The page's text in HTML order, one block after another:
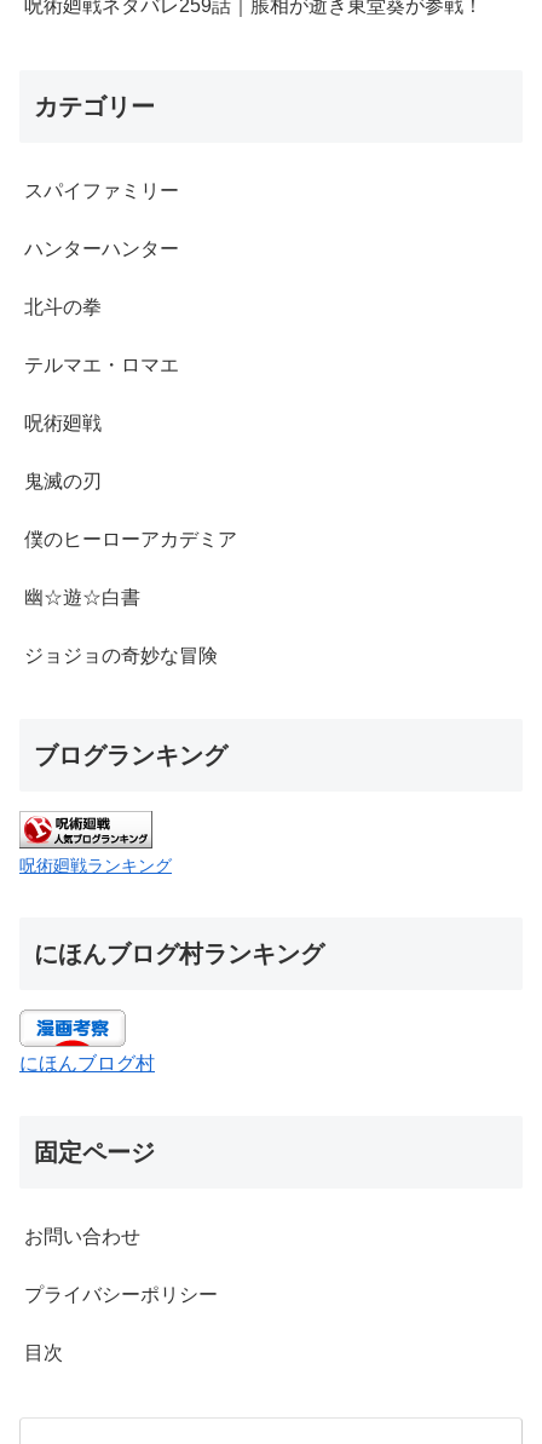
呪術廻戦ネタバレ259話｜脹相が逝き東堂葵が参戦！
カテゴリー
スパイファミリー
ハンターハンター
北斗の拳
テルマエ・ロマエ
呪術廻戦
鬼滅の刃
僕のヒーローアカデミア
幽☆遊☆白書
ジョジョの奇妙な冒険
ブログランキング
呪術廻戦ランキング
にほんブログ村ランキング
にほんブログ村
固定ページ
お問い合わせ
プライバシーポリシー
目次